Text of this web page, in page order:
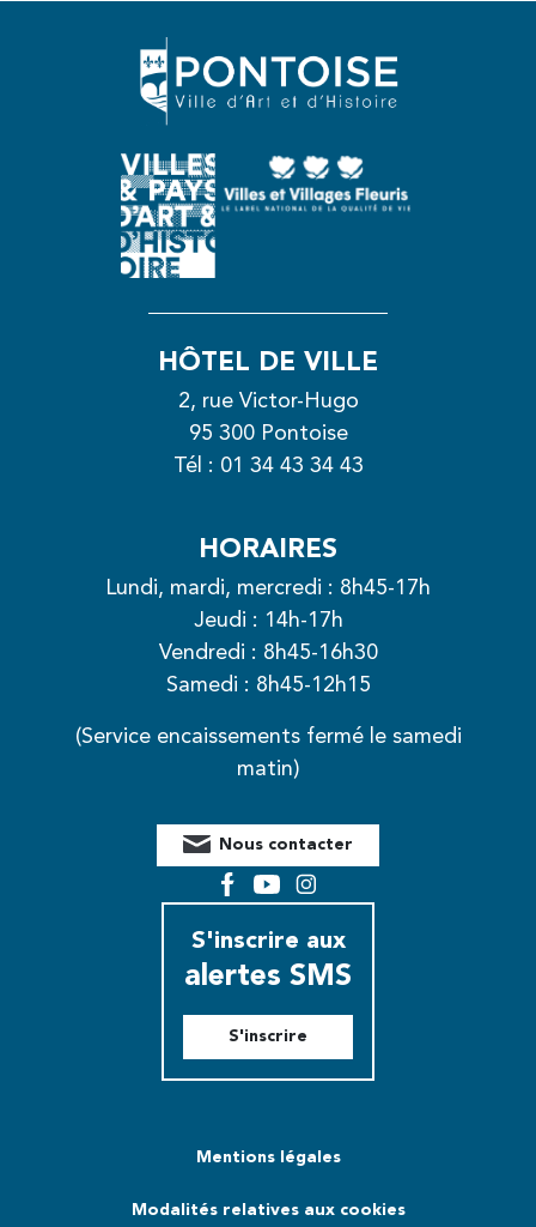
HÔTEL DE VILLE
2, rue Victor-Hugo
95 300 Pontoise
Tél : 01 34 43 34 43
HORAIRES
Lundi, mardi, mercredi : 8h45-17h
Jeudi : 14h-17h
Vendredi : 8h45-16h30
Samedi : 8h45-12h15
(Service encaissements fermé le samedi
matin)
Nous contacter
FacebookYouTubeInstagram
S'inscrire aux
alertes SMS
S'inscrire
Mentions légales
Modalités relatives aux cookies